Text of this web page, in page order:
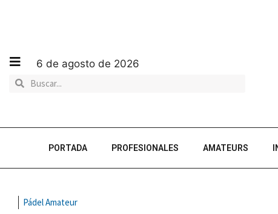
6 de agosto de 2026
PORTADA PROFESIONALES AMATEURS
Pádel Amateur